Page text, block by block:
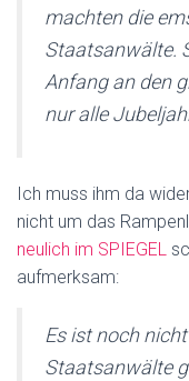
machten die
Staatsanwälte.
Anfang an den
nur alle
Ich muss ihm da
nicht um das
neulich im SPIEGEL
aufmerksam:
Es ist noch
Staatsanwälte